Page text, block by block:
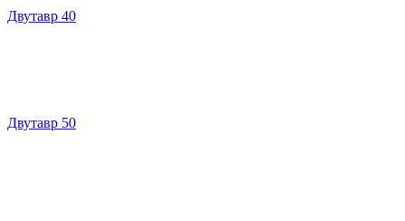
Двутавр 40
Двутавр 50